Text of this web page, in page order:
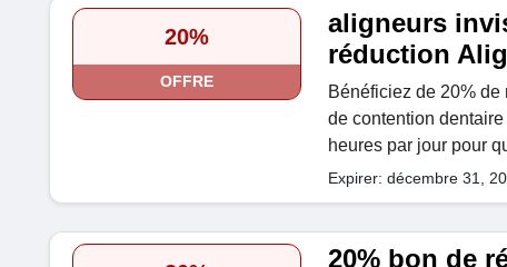
20%
OFFRE
aligneurs
réduction
Bénéficiez de 20% de
de contention
heures par jour pour
Expirer: décembre 31,
20% bon de